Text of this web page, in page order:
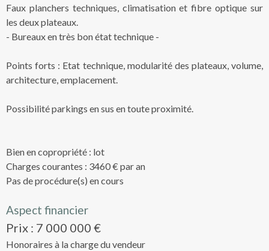
Faux planchers techniques, climatisation et fibre optique sur
les deux plateaux.
- Bureaux en très bon état technique -
Points forts : Etat technique, modularité des plateaux, volume,
architecture, emplacement.
Possibilité parkings en sus en toute proximité.
Bien en copropriété : lot
Charges courantes : 3460 € par an
Pas de procédure(s) en cours
Aspect financier
Prix : 7 000 000 €
Honoraires à la charge du vendeur